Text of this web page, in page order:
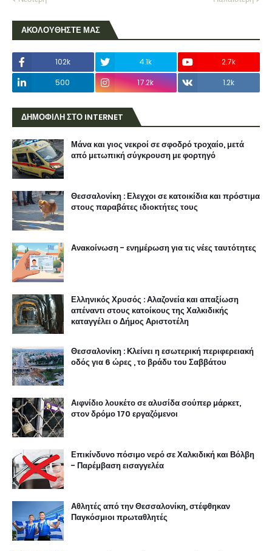
ΑΚΟΛΟΥΘΗΣΤΕ ΜΑΣ
102k 4.1k
2.7k
500
17.2k 1.2k
ΔΗΜΟΦΙΛΗ ΣΤΟ INTERNET
Μάνα και γιος νεκροί σε σφοδρό τροχαίο, μετά
από μετωπική σύγκρουση με φορτηγό
Θεσσαλονίκη : Ελεγχοι σε κατοικίδια και πρόστιμα
στους παραβάτες ιδιοκτήτες τους
Ανακοίνωση - ενημέρωση για τις νέες ταυτότητες
Ελληνικός Χρυσός : Αλαζονεία και απαξίωση
απέναντι στους κατοίκους της Χαλκιδικής
καταγγέλει ο Δήμος Αριστοτέλη
Θεσσαλονίκη : Κλείνει η εσωτερική περιφερειακή
οδός για 6 ώρες , το βράδυ του Σαββάτου
Αιφνίδιο λουκέτο σε αλυσίδα σούπερ μάρκετ,
στον δρόμο 170 εργαζόμενοι
Επικίνδυνο πόσιμο νερό σε Χαλκιδική και Βόλβη
- Παρέμβαση εισαγγελέα
Αθλητές από την Θεσσαλονίκη, στέφθηκαν
Παγκόσμιοι πρωταθλητές